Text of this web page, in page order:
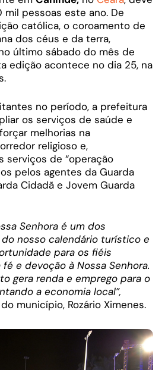
pessoas este ano. De
católica, o coroamento de
dos céus e da terra,
último sábado do mês de
edição acontece no dia 25, na
no período, a prefeitura
os serviços de saúde e
melhorias na
religioso e,
serviços de “operação
pelos agentes da Guarda
Cidadã e Jovem Guarda
Senhora é um dos
nosso calendário turístico e
para os fiéis
e devoção à Nossa Senhora.
gera renda e emprego para o
a economia local”,
município, Rozário Ximenes.